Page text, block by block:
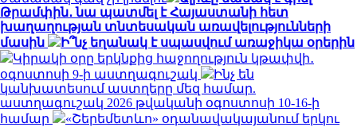
Թրամփին․ նա պատմել է Հայաստանի հետ
խաղաղության տնտեսական առավելությունների
մասին
Ի՞նչ եղանակ է սպասվում առաջիկա օրերին
Կիրակի օրը երկնքից հաջողություն կթափվի․
օգոստոսի 9-ի աստղագուշակ
Ինչ են
կանխատեսում աստղերը մեզ համար.
աստղագուշակ 2026 թվականի օգոստոսի 10-16-ի
համար
«Շերեմետևո» օդանավակայանում երկու